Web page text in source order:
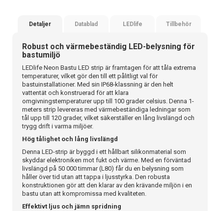
Detaljer Datablad LEDlife Tillbehör
Robust och värmebeständig LED-belysning för
bastumiljö
LEDlife Neon Bastu LED strip är framtagen för att tåla extrema
temperaturer, vilket gör den till ett pålitligt val för
bastuinstallationer. Med sin IP68-klassning är den helt
vattentät och konstruerad för att klara
omgivningstemperaturer upp till 100 grader celsius. Denna 1-
meters strip levereras med värmebeständiga ledningar som
tål upp till 120 grader, vilket säkerställer en lång livslängd och
trygg drift i varma miljöer.
Hög tålighet och lång livslängd
Denna LED-strip är byggd i ett hållbart silikonmaterial som
skyddar elektroniken mot fukt och värme. Med en förväntad
livslängd på 50 000 timmar (L80) får du en belysning som
håller över tid utan att tappa i ljusstyrka. Den robusta
konstruktionen gör att den klarar av den krävande miljön i en
bastu utan att kompromissa med kvaliteten.
Effektivt ljus och jämn spridning